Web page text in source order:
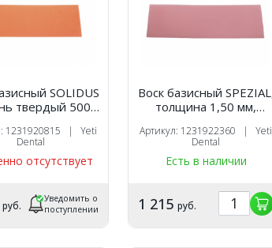
SOLIDUS
твердый 500 г,
1231920815 | Yeti
Dental
отсутствует
руб.
Уведомить о
поступлении
Воск базисный
толщина 1,50 мм,
54°С (500г.),Yeti
Артикул: 1231922360 | Yeti
Dental
Есть в наличии
1 215 руб.